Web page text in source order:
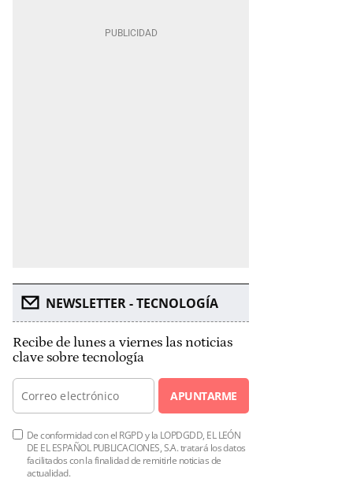
NEWSLETTER - TECNOLOGÍA
Recibe de lunes a viernes las noticias
clave sobre tecnología
APUNTARME
De conformidad con el RGPD y la LOPDGDD, EL LEÓN
DE EL ESPAÑOL PUBLICACIONES, S.A. tratará los datos
facilitados con la finalidad de remitirle noticias de
actualidad.